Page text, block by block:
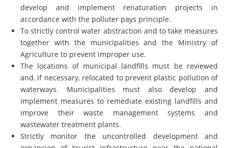
develop and implement renaturation projects in
accordance with the polluter pays principle.
To strictly control water abstraction and to take measures
together with the municipalities and the Ministry of
Agriculture to prevent improper use.
The locations of municipal landfills must be reviewed
and, if necessary, relocated to prevent plastic pollution of
waterways. Municipalities must also develop and
implement measures to remediate existing landfills and
improve their waste management systems and
wastewater treatment plants.
Strictly monitor the uncontrolled
development and
expansion of tourist infrastructure near the national